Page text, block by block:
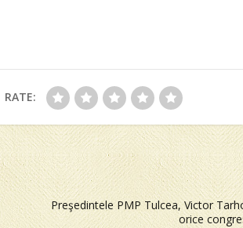
RATE:
Preşedintele PMP Tulcea, Victor
orice